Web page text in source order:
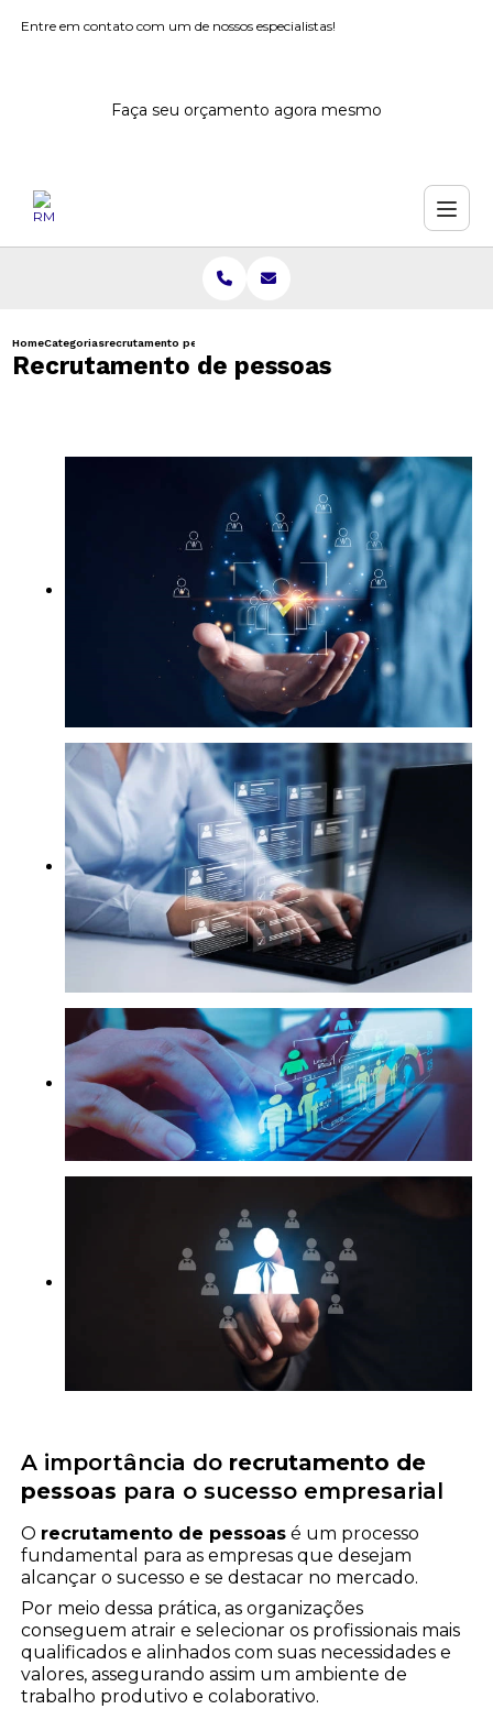
Entre em contato com um de nossos especialistas!
Faça seu orçamento agora mesmo
HomeCategoriasrecrutamento pessoas
Recrutamento de pessoas
A importância do recrutamento de
pessoas para o sucesso empresarial
O recrutamento de pessoas é um processo
fundamental para as empresas que desejam
alcançar o sucesso e se destacar no mercado.
Por meio dessa prática, as organizações
conseguem atrair e selecionar os profissionais mais
qualificados e alinhados com suas necessidades e
valores, assegurando assim um ambiente de
trabalho produtivo e colaborativo.